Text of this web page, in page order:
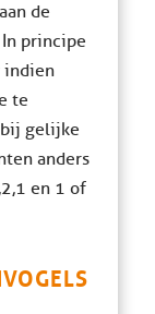
de
principe
indien
te
gelijke
anders
en 1 of